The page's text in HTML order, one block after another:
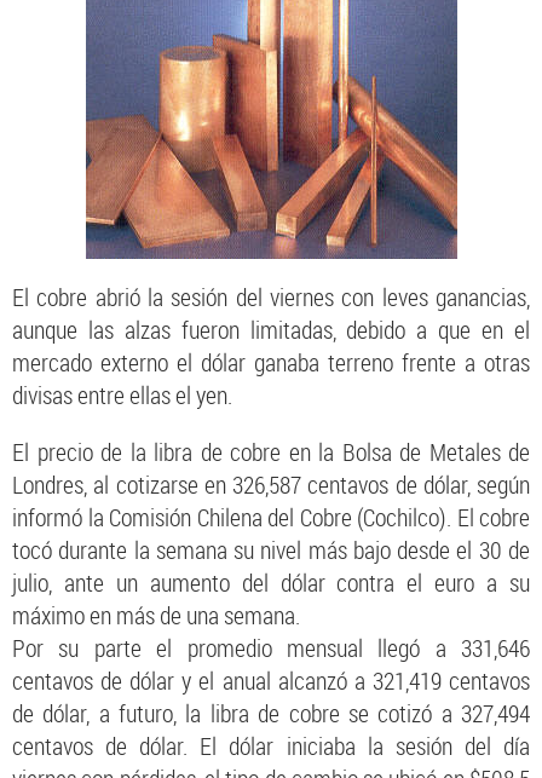
El cobre abrió la sesión del viernes con leves ganancias,
aunque las alzas fueron limitadas, debido a que en el
mercado externo el dólar ganaba terreno frente a otras
divisas entre ellas el yen.
El precio de la libra de cobre en la Bolsa de Metales de
Londres, al cotizarse en 326,587 centavos de dólar, según
informó la Comisión Chilena del Cobre (Cochilco). El cobre
tocó durante la semana su nivel más bajo desde el 30 de
julio, ante un aumento del dólar contra el euro a su
máximo en más de una semana.
Por su parte el promedio mensual llegó a 331,646
centavos de dólar y el anual alcanzó a 321,419 centavos
de dólar, a futuro, la libra de cobre se cotizó a 327,494
centavos de dólar. El dólar iniciaba la sesión del día